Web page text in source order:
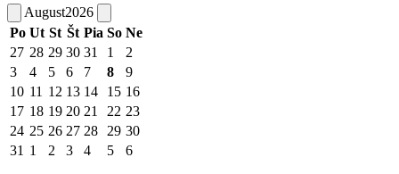
August2026
Po Ut St Št Pia So Ne
27 28 29 30 31 1
2
3
4 5 6 7 8
9
10 11 12 13 14 15 16
17 18 19 20 21 22 23
24 25 26 27 28 29 30
31 1 2 3 4 5 6